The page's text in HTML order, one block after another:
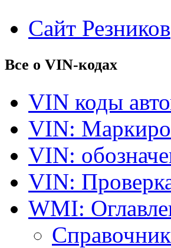
Сайт Резников
Все о VIN-кодах
VIN коды
VIN:
VIN:
VIN:
WMI: